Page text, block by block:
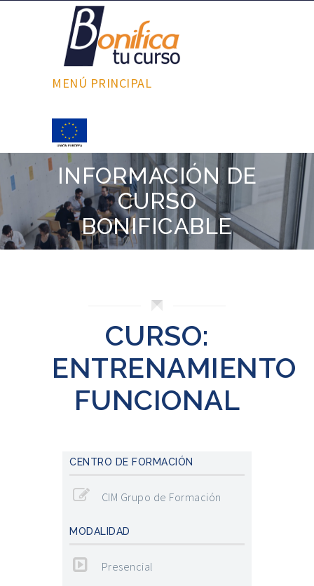
MENÚ PRINCIPAL
INFORMACIÓN DE
CURSO
BONIFICABLE
CURSO:
ENTRENAMIENTO
FUNCIONAL
CENTRO DE FORMACIÓN
CIM Grupo de Formación
MODALIDAD
Presencial